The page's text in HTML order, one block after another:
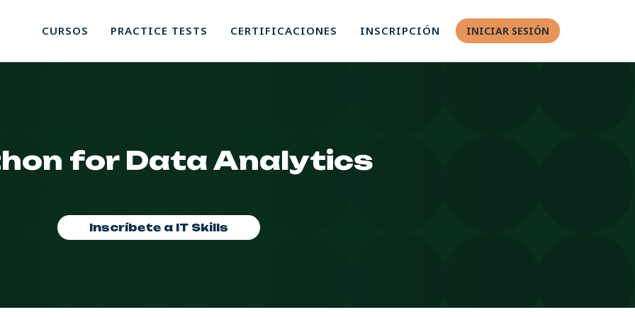
CURSOS PRACTICE TESTS CERTIFICACIONES INSCRIPCIÓN INICIAR SESIÓN
for Data Analytics
Inscríbete a IT Skills